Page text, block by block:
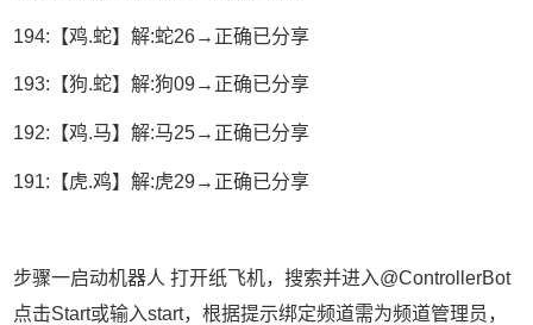
194:【鸡.蛇】解:蛇26→正确已分享
193:【狗.蛇】解:狗09→正确已分享
192:【鸡.马】解:马25→正确已分享
191:【虎.鸡】解:虎29→正确已分享
步骤一启动机器人 打开纸飞机，搜索并进入@ControllerBot
点击Start或输入start，根据提示绑定频道需为频道管理员，